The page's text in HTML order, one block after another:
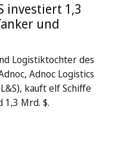
investiert 1,3
und
Logistiktochter des
Adnoc Logistics
kauft elf Schiffe
1,3 Mrd. $.